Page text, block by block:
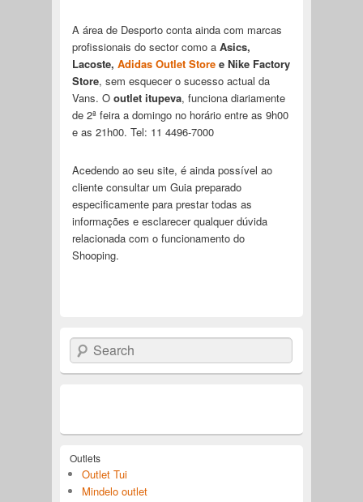
A área de Desporto conta ainda com marcas
profissionais do sector como a Asics,
Lacoste, Adidas Outlet Storee Nike Factory
Store, sem esquecer o sucesso actual da
Vans. O outlet itupeva, funciona diariamente
de 2ª feira a domingo no horário entre as 9h00
e as 21h00. Tel: 11 4496-7000
Acedendo ao seu site, é ainda possível ao
cliente consultar um Guia preparado
especificamente para prestar todas as
informações e esclarecer qualquer dúvida
relacionada com o funcionamento do
Shooping.
Search
Outlets
Outlet Tui
Mindelo outlet